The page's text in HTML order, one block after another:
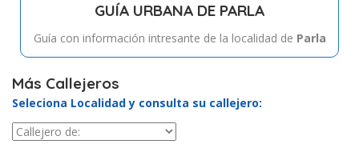
GUÍA URBANA DE PARLA
Guía con información intresante de la localidad de Parla
Más Callejeros
Seleciona Localidad y consulta su callejero: